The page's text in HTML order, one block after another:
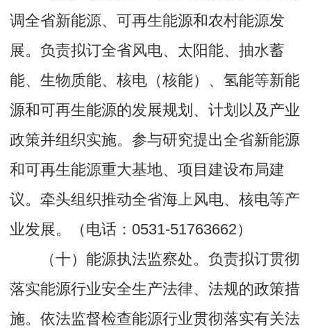
调全省新能源、可再生能源和农村能源发
展。负责拟订全省风电、太阳能、抽水蓄
能、生物质能、核电（核能）、氢能等新能
源和可再生能源的发展规划、计划以及产业
政策并组织实施。参与研究提出全省新能源
和可再生能源重大基地、项目建设布局建
议。牵头组织推动全省海上风电、核电等产
业发展。（电话：0531-51763662）
（十）能源执法监察处。负责拟订贯彻
落实能源行业安全生产法律、法规的政策措
施。依法监督检查能源行业贯彻落实有关法